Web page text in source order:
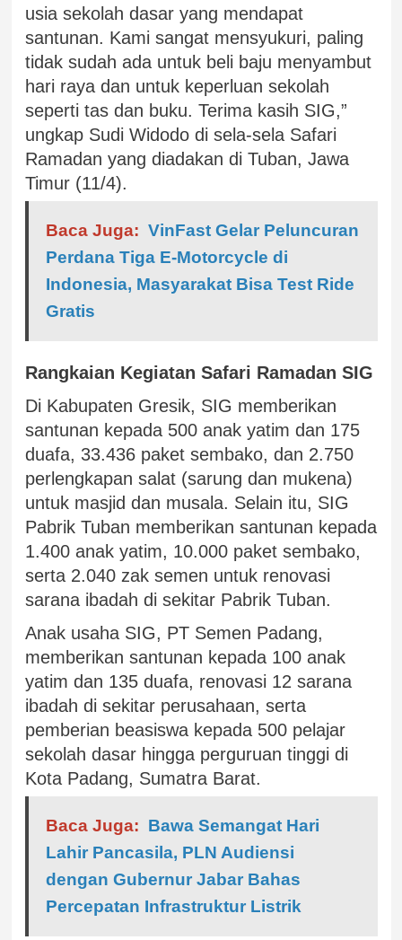
usia sekolah dasar yang mendapat
santunan. Kami sangat mensyukuri, paling
tidak sudah ada untuk beli baju menyambut
hari raya dan untuk keperluan sekolah
seperti tas dan buku. Terima kasih SIG,”
ungkap Sudi Widodo di sela-sela Safari
Ramadan yang diadakan di Tuban, Jawa
Timur (11/4).
Baca Juga: VinFast Gelar Peluncuran
Perdana Tiga E-Motorcycle di
Indonesia, Masyarakat Bisa Test Ride
Gratis
Rangkaian Kegiatan Safari Ramadan SIG
Di Kabupaten Gresik, SIG memberikan
santunan kepada 500 anak yatim dan 175
duafa, 33.436 paket sembako, dan 2.750
perlengkapan salat (sarung dan mukena)
untuk masjid dan musala. Selain itu, SIG
Pabrik Tuban memberikan santunan kepada
1.400 anak yatim, 10.000 paket sembako,
serta 2.040 zak semen untuk renovasi
sarana ibadah di sekitar Pabrik Tuban.
Anak usaha SIG, PT Semen Padang,
memberikan santunan kepada 100 anak
yatim dan 135 duafa, renovasi 12 sarana
ibadah di sekitar perusahaan, serta
pemberian beasiswa kepada 500 pelajar
sekolah dasar hingga perguruan tinggi di
Kota Padang, Sumatra Barat.
Baca Juga: Bawa Semangat Hari
Lahir Pancasila, PLN Audiensi
dengan Gubernur Jabar Bahas
Percepatan Infrastruktur Listrik